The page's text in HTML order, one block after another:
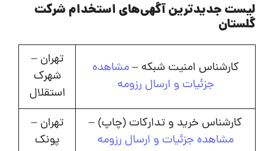
لیست جدیدترین آگهی‌های استخدام شرکت
گلستان
کارشناس امنیت شبکه –مشاهده
جزئیات و ارسال رزومه
تهران –
شهرک
استقلال
کارشناس خرید و تدارکات (چاپ) –
مشاهده جزئیات و ارسال رزومه
تهران –
پونک